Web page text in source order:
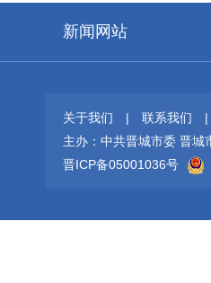
新闻网站
关于我们 | 联系我们 |
主办：中共晋城市委 晋城
晋ICP备05001036号